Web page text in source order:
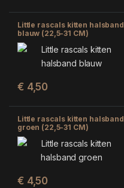
Little rascals kitten halsband
blauw (22,5-31 CM)
€ 4,50
Little rascals kitten halsband
groen (22,5-31 CM)
€ 4,50